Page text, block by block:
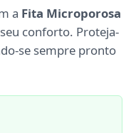
a Fita Microporosa
conforto. Proteja-
se sempre pronto